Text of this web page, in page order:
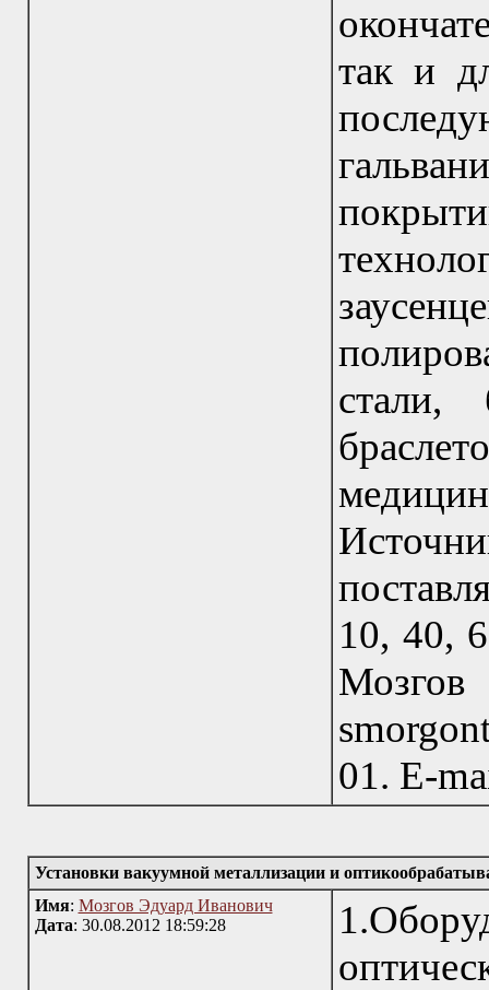
так и
стали,
10, 40,
01. E-
Установки вакуумной металлизации и
Имя: Мозгов Эдуард Иванович
Дата: 30.08.2012 18:59:28